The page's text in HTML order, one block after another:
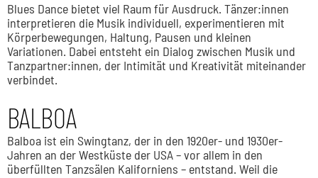
Blues Dance bietet viel Raum für Ausdruck. Tänzer:innen
interpretieren die Musik individuell, experimentieren mit
Körperbewegungen, Haltung, Pausen und kleinen
Variationen. Dabei entsteht ein Dialog zwischen Musik und
Tanzpartner:innen, der Intimität und Kreativität miteinander
verbindet.
BALBOA
Balboa ist ein Swingtanz, der in den 1920er- und 1930er-
Jahren an der Westküste der USA – vor allem in den
überfüllten Tanzsälen Kaliforniens – entstand. Weil die